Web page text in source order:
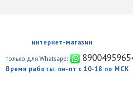
интернет-магазин
только для Whatsapp:
Время работы: пн-пт с 10-18 по МСК